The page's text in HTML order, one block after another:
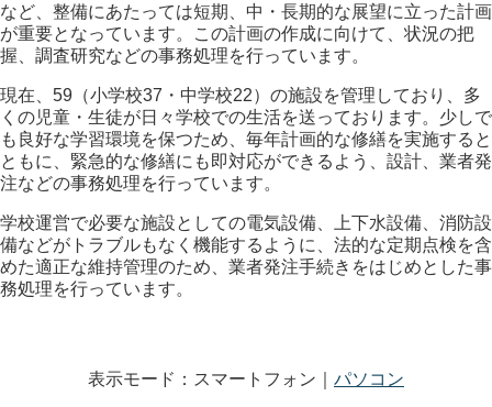
など、整備にあたっては短期、中・長期的な展望に立った計画
が重要となっています。この計画の作成に向けて、状況の把
握、調査研究などの事務処理を行っています。
現在、59（小学校37・中学校22）の施設を管理しており、多
くの児童・生徒が日々学校での生活を送っております。少しで
も良好な学習環境を保つため、毎年計画的な修繕を実施すると
ともに、緊急的な修繕にも即対応ができるよう、設計、業者発
注などの事務処理を行っています。
学校運営で必要な施設としての電気設備、上下水設備、消防設
備などがトラブルもなく機能するように、法的な定期点検を含
めた適正な維持管理のため、業者発注手続きをはじめとした事
務処理を行っています。
表示モード：スマートフォン｜ パソコン